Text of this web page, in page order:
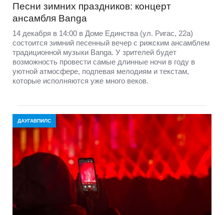
Песни зимних праздников: концерт
ансамбля Banga
14 декабря в 14:00 в Доме Единства (ул. Ригас, 22а)
состоится зимний песенный вечер с рижским ансамблем
традиционной музыки Banga. У зрителей будет
возможность провести самые длинные ночи в году в
уютной атмосфере, подпевая мелодиям и текстам,
которые исполняются уже много веков.
ДАУГАВПИЛС